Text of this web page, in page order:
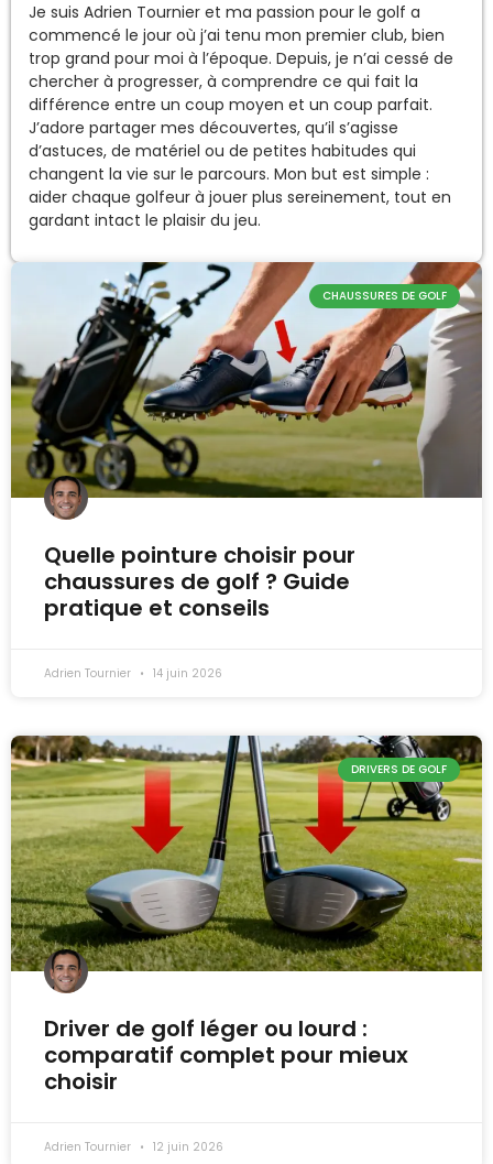
Je suis Adrien Tournier et ma passion pour le golf a
commencé le jour où j’ai tenu mon premier club, bien
trop grand pour moi à l’époque. Depuis, je n’ai cessé de
chercher à progresser, à comprendre ce qui fait la
différence entre un coup moyen et un coup parfait.
J’adore partager mes découvertes, qu’il s’agisse
d’astuces, de matériel ou de petites habitudes qui
changent la vie sur le parcours. Mon but est simple :
aider chaque golfeur à jouer plus sereinement, tout en
gardant intact le plaisir du jeu.
CHAUSSURES DE GOLF
Quelle pointure choisir pour
chaussures de golf ? Guide
pratique et conseils
Adrien Tournier 14 juin 2026
DRIVERS DE GOLF
Driver de golf léger ou lourd :
comparatif complet pour mieux
choisir
Adrien Tournier 12 juin 2026